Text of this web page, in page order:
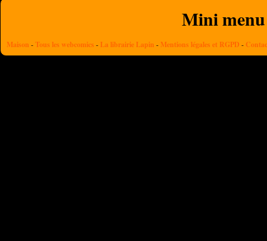
Mini menu
Maison -Tous les webcomics - La librairie Lapin - Mentions légales et RGPD -